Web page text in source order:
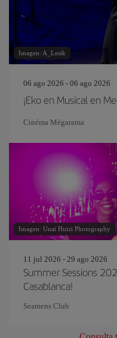
Imagen: A_Lesik
06 ago 2026 - 06 ago 2026
¡Eko en Musical en
Cinéma Mégarama
Imagen: Unai Huizi Photography
11 jul 2026 - 29 ago 2026
Summer Sessions
Casablanca!
Seamens Club